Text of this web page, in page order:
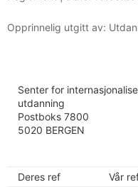
Opprinnelig utgitt av:
Senter for
utdanning
Postboks 7800
5020 BERGEN
Deres ref Vår